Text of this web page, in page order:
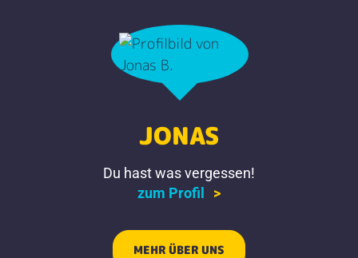
JONAS
Du hast was vergessen!
zum Profil
MEHR ÜBER UNS